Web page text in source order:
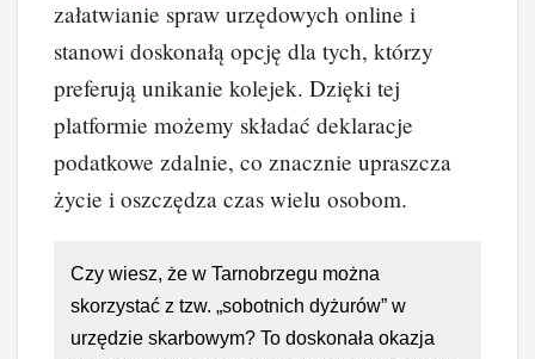
załatwianie spraw urzędowych online i
stanowi doskonałą opcję dla tych, którzy
preferują unikanie kolejek. Dzięki tej
platformie możemy składać deklaracje
podatkowe zdalnie, co znacznie upraszcza
życie i oszczędza czas wielu osobom.
Czy wiesz, że w Tarnobrzegu można
skorzystać z tzw. „sobotnich dyżurów” w
urzędzie skarbowym? To doskonała okazja